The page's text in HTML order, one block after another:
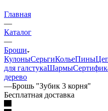
Главная
—
Каталог
—
Броши
КулоныСерьгиКольеПины
для галстукаШармы
дерево
—Брошь "Зубик 3 корня"
Бесплатная доставка